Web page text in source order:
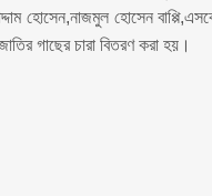
হোসেন,নাজমুল হোসেন
গাছের চারা বিতরণ করা হয়।